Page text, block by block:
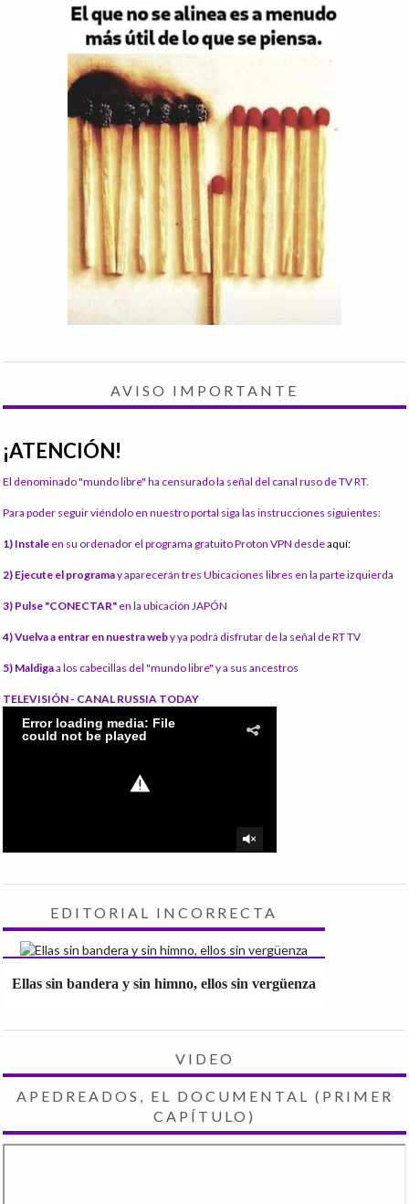
AVISO IMPORTANTE
¡ATENCIÓN!
El denominado "mundo libre" ha censurado la señal del canal ruso de TV RT.
Para poder seguir viéndolo en nuestro portal siga las instrucciones siguientes:
1) Instale en su ordenador el programa gratuito Proton VPN desdeaquí:
2) Ejecute el programay aparecerán tres Ubicaciones libres en la parte izquierda
3) Pulse "CONECTAR" en la ubicación JAPÓN
4) Vuelva a entrar en nuestra weby ya podrá disfrutar de la señal de RT TV
5) Maldigaa los cabecillas del "mundo libre" y a sus ancestros
TELEVISIÓN - CANAL RUSSIA TODAY
EDITORIAL INCORRECTA
Ellas sin bandera y sin himno, ellos sin vergüenza
VIDEO
APEDREADOS, EL DOCUMENTAL (PRIMER
CAPÍTULO)